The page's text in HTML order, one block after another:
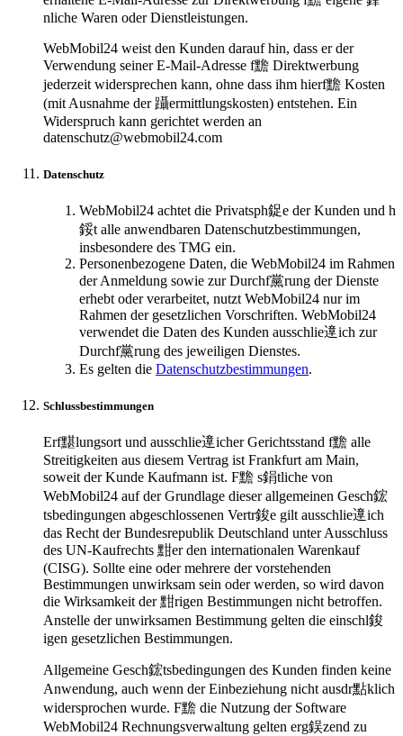
nliche Waren oder Dienstleistungen.
WebMobil24 weist den Kunden darauf hin, dass er der
Verwendung seiner E-Mail-Adresse f黵 Direktwerbung
jederzeit widersprechen kann, ohne dass ihm hierf黵 Kosten
(mit Ausnahme der 躡ermittlungskosten) entstehen. Ein
Widerspruch kann gerichtet werden an
datenschutz@webmobil24.com
Datenschutz
WebMobil24 achtet die Privatsph鋜e der Kunden und h
鋖t alle anwendbaren Datenschutzbestimmungen,
insbesondere des TMG ein.
Personenbezogene Daten, die WebMobil24 im Rahmen
der Anmeldung sowie zur Durchf黨rung der Dienste
erhebt oder verarbeitet, nutzt WebMobil24 nur im
Rahmen der gesetzlichen Vorschriften. WebMobil24
verwendet die Daten des Kunden ausschlie遧ich zur
Durchf黨rung des jeweiligen Dienstes.
Es gelten die Datenschutzbestimmungen.
Schlussbestimmungen
Erf黮lungsort und ausschlie遧icher Gerichtsstand f黵 alle
Streitigkeiten aus diesem Vertrag ist Frankfurt am Main,
soweit der Kunde Kaufmann ist. F黵 s鋗tliche von
WebMobil24 auf der Grundlage dieser allgemeinen Gesch鋐
tsbedingungen abgeschlossenen Vertr鋑e gilt ausschlie遧ich
das Recht der Bundesrepublik Deutschland unter Ausschluss
des UN-Kaufrechts 黚er den internationalen Warenkauf
(CISG). Sollte eine oder mehrere der vorstehenden
Bestimmungen unwirksam sein oder werden, so wird davon
die Wirksamkeit der 黚rigen Bestimmungen nicht betroffen.
Anstelle der unwirksamen Bestimmung gelten die einschl鋑
igen gesetzlichen Bestimmungen.
Allgemeine Gesch鋐tsbedingungen des Kunden finden keine
Anwendung, auch wenn der Einbeziehung nicht ausdr點klich
widersprochen wurde. F黵 die Nutzung der Software
WebMobil24 Rechnungsverwaltung gelten erg鋘zend zu